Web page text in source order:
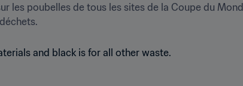
poubelles de tous les sites de la Coupe du